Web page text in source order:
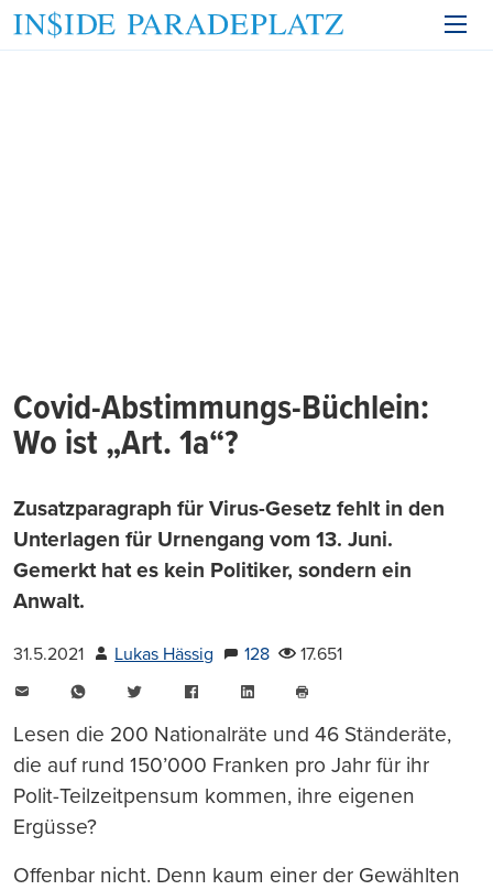
Covid-Abstimmungs-Büchlein:
Wo ist „Art. 1a“?
Zusatzparagraph für Virus-Gesetz fehlt in den
Unterlagen für Urnengang vom 13. Juni.
Gemerkt hat es kein Politiker, sondern ein
Anwalt.
31.5.2021 Lukas Hässig 128
17.651
WhatsAppTwitter FacebookLinkedIn
drucken
Lesen die 200 Nationalräte und 46 Ständeräte,
die auf rund 150’000 Franken pro Jahr für ihr
Polit-Teilzeitpensum kommen, ihre eigenen
Ergüsse?
Offenbar nicht. Denn kaum einer der Gewählten